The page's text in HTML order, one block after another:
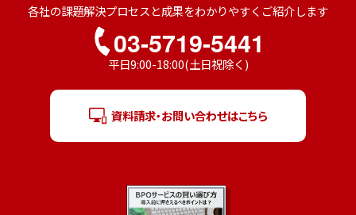
各社の課題解決プロセスと成果をわかりやすくご紹介します
03-5719-5441
平日9:00-18:00(土日祝除く)
資料請求・お問い合わせはこちら